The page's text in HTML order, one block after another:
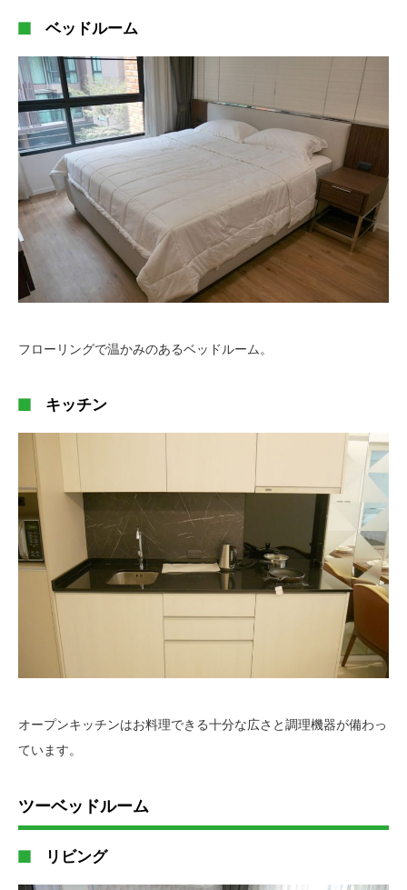
ベッドルーム
フローリングで温かみのあるベッドルーム。
キッチン
オープンキッチンはお料理できる十分な広さと調理機器が備わっ
ています。
ツーベッドルーム
リビング